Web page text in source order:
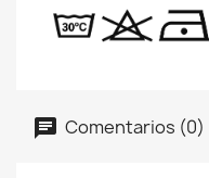
Comentarios (0)